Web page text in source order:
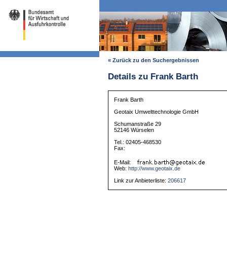
« Zurück zu den Suchergebnissen
Details zu Frank Barth
Frank Barth
Geotaix Umwelttechnologie GmbH
Schumanstraße 29
52146 Würselen
Tel.: 02405-468530
Fax:
E-Mail:
Web: http://www.geotaix.de
Link zur Anbieterliste:206617